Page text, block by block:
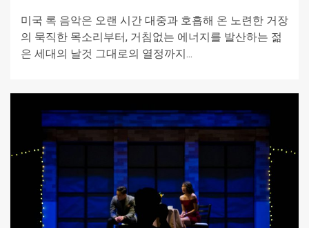
미국 록 음악은 오랜 시간 대중과 호흡해 온 노련한 거장
의 묵직한 목소리부터, 거침없는 에너지를 발산하는 젊
은 세대의 날것 그대로의 열정까지...